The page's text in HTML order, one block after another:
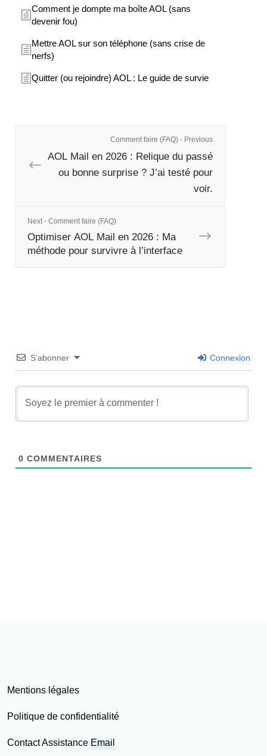
Comment je dompte ma boîte AOL (sans
devenir fou)
Mettre AOL sur son téléphone (sans crise de
nerfs)
Quitter (ou rejoindre) AOL : Le guide de survie
Comment faire (FAQ) - Previous
AOL Mail en 2026 : Relique du passé
ou bonne surprise ? J’ai testé pour
voir.
Next - Comment faire (FAQ)
Optimiser AOL Mail en 2026 : Ma
méthode pour survivre à l’interface
S’abonner Connexion
0 COMMENTAIRES
Mentions légales
Politique de confidentialité
Contact Assistance Email